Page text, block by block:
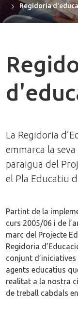
Regidoria
La Regidoria
emmarca la
paraigua del
el Pla Educatiu
Partint de la
curs 2005/06 i de
marc del Projecte
Regidoria
conjunt
agents educatius
realitat a la nostra
de treball cabdals